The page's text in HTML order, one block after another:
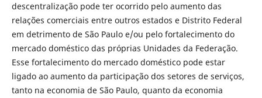
descentralização pode ter ocorrido pelo aumento das
relações comerciais entre outros estados e Distrito Federal
em detrimento de São Paulo e/ou pelo fortalecimento do
mercado doméstico das próprias Unidades da Federação.
Esse fortalecimento do mercado doméstico pode estar
ligado ao aumento da participação dos setores de serviços,
tanto na economia de São Paulo, quanto da economia